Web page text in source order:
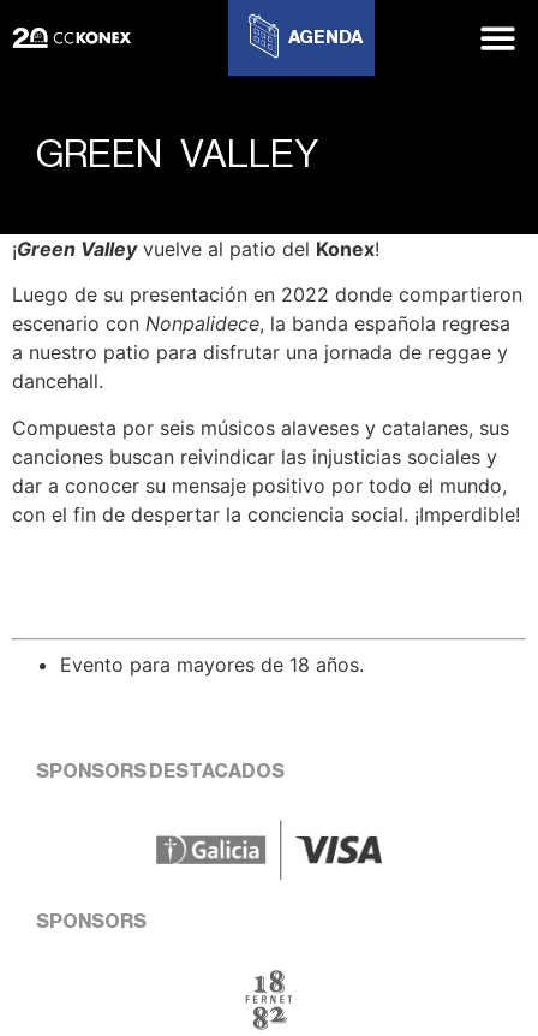
AGENDA
GREEN VALLEY
¡Green Valleyvuelve al patio del Konex!
Luego de su presentación en 2022 donde compartieron
escenario con Nonpalidece, la banda española regresa
a nuestro patio para disfrutar una jornada de reggae y
dancehall.
Compuesta por seis músicos alaveses y catalanes, sus
canciones buscan reivindicar las injusticias sociales y
dar a conocer su mensaje positivo por todo el mundo,
con el fin de despertar la conciencia social. ¡Imperdible!
Evento para mayores de 18 años.
SPONSORS DESTACADOS
SPONSORS